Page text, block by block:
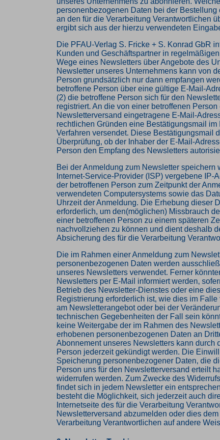
personenbezogenen Daten bei der Bestellung
an den für die Verarbeitung Verantwortlichen
ergibt sich aus der hierzu verwendeten
Die PFAU-Verlag S. Fricke + S. Konrad GbR
Kunden und Geschäftspartner in
Wege eines Newsletters über Angebote des
Newsletter unseres Unternehmens kann von
Person grundsätzlich nur dann empfangen
betroffene Person über eine gültige E-Mail-
(2) die betroffene Person sich für den
registriert. An die von einer betroffenen
Newsletterversand eingetragene E-Mail-
rechtlichen Gründen eine Bestätigungsmail im
Verfahren versendet. Diese Bestätigungsmail
Überprüfung, ob der Inhaber der E-Mail-
Person den Empfang des Newsletters
Bei der Anmeldung zum Newsletter speichern
Internet-Service-Provider (ISP) vergebene IP-
der betroffenen Person zum Zeitpunkt der
verwendeten Computersystems sowie das
Uhrzeit der Anmeldung. Die Erhebung dieser
erforderlich, um den(möglichen) Missbrauch
einer betroffenen Person zu einem späteren
nachvollziehen zu können und dient deshalb
Absicherung des für die Verarbeitung
Die im Rahmen einer Anmeldung zum
personenbezogenen Daten werden
unseres Newsletters verwendet. Ferner
Newsletters per E-Mail informiert werden,
Betrieb des Newsletter-Dienstes oder eine
Registrierung erforderlich ist, wie dies im
am Newsletterangebot oder bei der
technischen Gegebenheiten der Fall sein
keine Weitergabe der im Rahmen des
erhobenen personenbezogenen Daten an
Abonnement unseres Newsletters kann durch
Person jederzeit gekündigt werden. Die
Speicherung personenbezogener Daten, die
Person uns für den Newsletterversand erteilt
widerrufen werden. Zum Zwecke des
findet sich in jedem Newsletter ein
besteht die Möglichkeit, sich jederzeit auch
Internetseite des für die Verarbeitung
Newsletterversand abzumelden oder dies
Verarbeitung Verantwortlichen auf andere